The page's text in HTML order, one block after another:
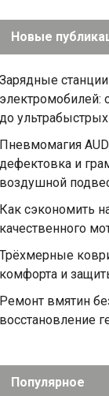
Новые
Зарядные
электромобилей:
до
Пневмомагия
дефектовка и
воздушной
Как сэкономить
качественного
Трёхмерные
комфорта и
Ремонт вмятин
восстановление
Популярное